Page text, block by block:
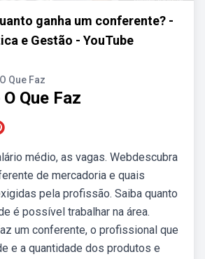
ganha um conferente? -
e Gestão - YouTube
Que Faz
Que Faz
médio, as vagas. Webdescubra
de mercadoria e quais
pela profissão. Saiba quanto
é possível trabalhar na área.
um conferente, o profissional que
e a quantidade dos produtos e